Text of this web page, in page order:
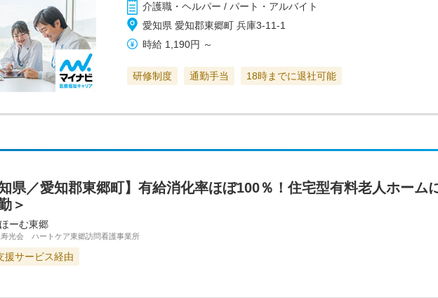
介護職・ヘルパー / パート・アルバイト
愛知県 愛知郡東郷町 兵庫3-11-1
時給 1,190円 ～
研修制度 通勤手当 18時までに退社可能
知県／愛知郡東郷町】有給消化率ほぼ100％！住宅型有料老人ホーム
＞
ーむ東郷
寿光会 ハートケア東郷訪問看護事業所
援サービス経由